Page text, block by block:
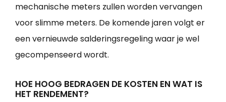
mechanische meters zullen worden vervangen
voor slimme meters. De komende jaren volgt er
een vernieuwde salderingsregeling waar je wel
gecompenseerd wordt.
HOE HOOG BEDRAGEN DE KOSTEN EN WAT IS
HET RENDEMENT?